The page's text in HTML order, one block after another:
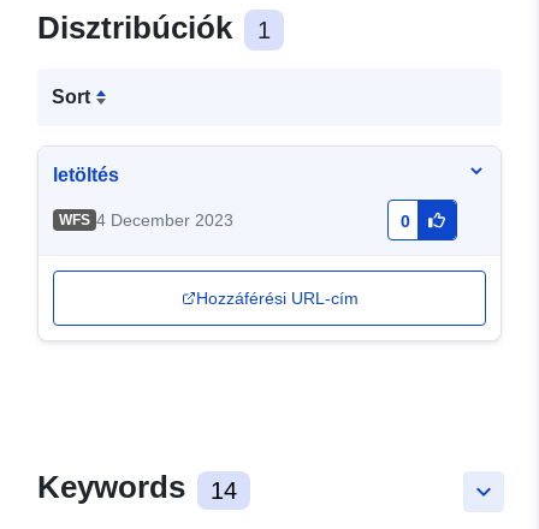
Disztribúciók 1
Sort
letöltés
WFS 4 December 2023 0
Hozzáférési URL-cím
keyboard_arrow_down
Keywords 14